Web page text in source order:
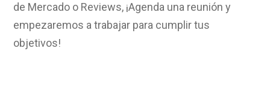
de Mercado o Reviews, ¡Agenda una reunión y
empezaremos a trabajar para cumplir tus
objetivos!